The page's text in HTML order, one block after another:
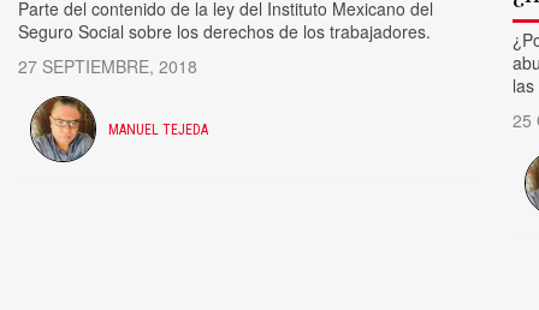
Parte del contenido de la ley del Instituto Mexicano del
Seguro Social sobre los derechos de los trabajadores.
27 SEPTIEMBRE, 2018
MANUEL TEJEDA
25